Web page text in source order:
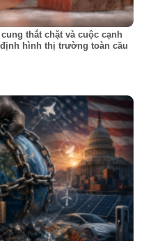
thắt chặt và cuộc cạnh
hình thị trường toàn cầu